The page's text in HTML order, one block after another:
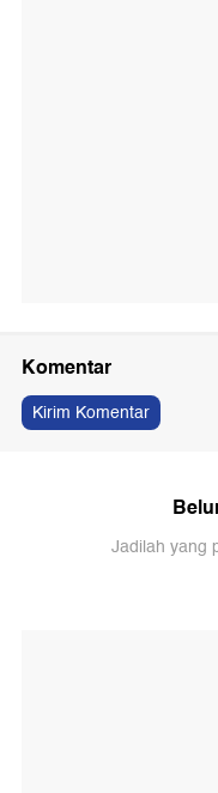
Komentar
Kirim Komentar
Jadilah yang